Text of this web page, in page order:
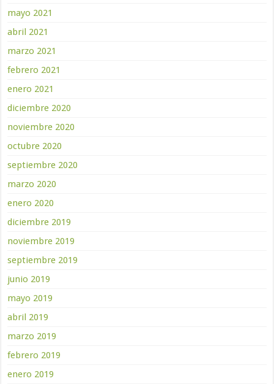
mayo 2021
abril 2021
marzo 2021
febrero 2021
enero 2021
diciembre 2020
noviembre 2020
octubre 2020
septiembre 2020
marzo 2020
enero 2020
diciembre 2019
noviembre 2019
septiembre 2019
junio 2019
mayo 2019
abril 2019
marzo 2019
febrero 2019
enero 2019